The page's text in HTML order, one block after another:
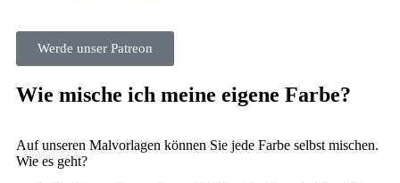
Werde unser Patreon
Wie mische ich meine eigene Farbe?
Auf unseren Malvorlagen können Sie jede Farbe selbst mischen.
Wie es geht?